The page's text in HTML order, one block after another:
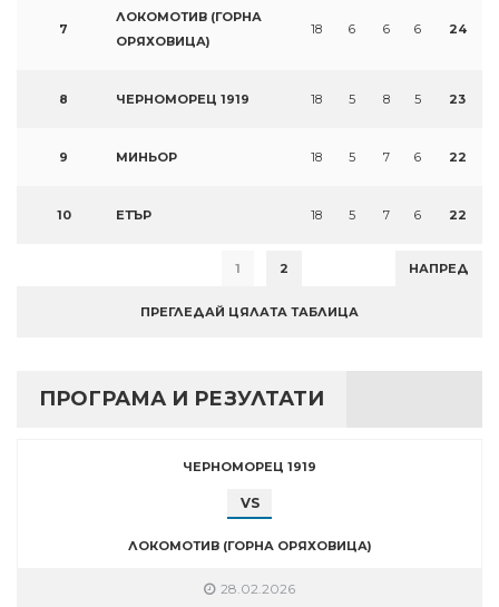
7
ЛОКОМОТИВ (ГОРНА
ОРЯХОВИЦА)
18 6 6 6 24
8 ЧЕРНОМОРЕЦ 1919 18 5 8 5 23
9 МИНЬОР 18 5 7 6 22
10 ЕТЪР 18 5 7 6 22
1 2 НАПРЕД
ПРЕГЛЕДАЙ ЦЯЛАТА ТАБЛИЦА
ПРОГРАМА И РЕЗУЛТАТИ
ЧЕРНОМОРЕЦ 1919
VS
ЛОКОМОТИВ (ГОРНА ОРЯХОВИЦА)
28.02.2026